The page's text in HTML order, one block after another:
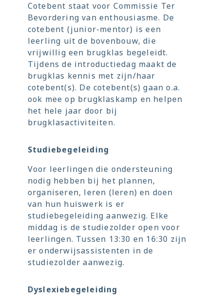
Cotebent staat voor Commissie Ter
Bevordering van enthousiasme. De
cotebent (junior-mentor) is een
leerling uit de bovenbouw, die
vrijwillig een brugklas begeleidt.
Tijdens de introductiedag maakt de
brugklas kennis met zijn/haar
cotebent(s). De cotebent(s) gaan o.a.
ook mee op brugklaskamp en helpen
het hele jaar door bij
brugklasactiviteiten.
Studiebegeleiding
Voor leerlingen die ondersteuning
nodig hebben bij het plannen,
organiseren, leren (leren) en doen
van hun huiswerk is er
studiebegeleiding aanwezig. Elke
middag is de studiezolder open voor
leerlingen. Tussen 13:30 en 16:30 zijn
er onderwijsassistenten in de
studiezolder aanwezig.
Dyslexiebegeleiding